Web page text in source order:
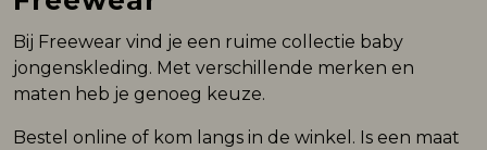
Bij Freewear vind je een ruime collectie baby
jongenskleding. Met verschillende merken en
maten heb je genoeg keuze.
Bestel online of kom langs in de winkel. Is een maat